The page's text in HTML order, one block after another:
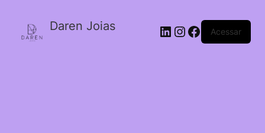
Daren Joias Acessar